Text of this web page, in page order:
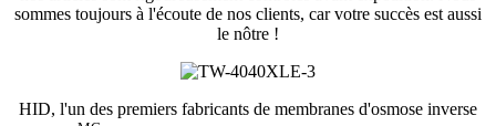
sommes toujours à l'écoute de nos clients, car votre succès est aussi
le nôtre !
HID, l'un des premiers fabricants de membranes d'osmose inverse